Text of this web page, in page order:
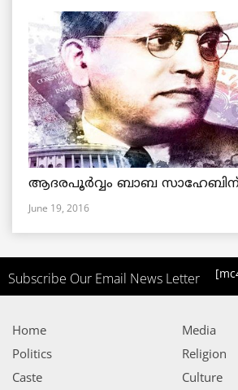
ആദരപൂര്‍വ്വം ബാബ
June 19, 2016
Subscribe Our Email News Letter
Home
Politics
Caste
Media
Religion
Culture